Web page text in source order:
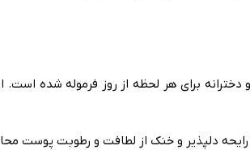
دخترانه برای هر لحظه از روز فرموله شده
رایحه دلپذیر و خنک از لطافت و رطوبت